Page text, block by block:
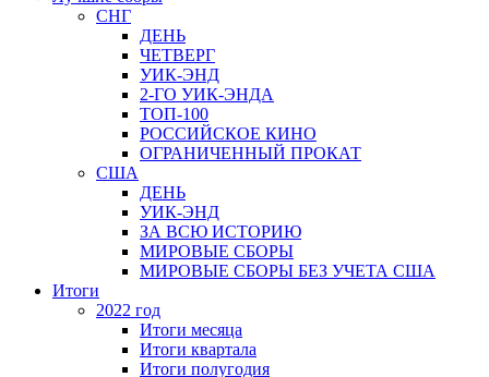
СНГ
ДЕНЬ
ЧЕТВЕРГ
УИК-ЭНД
2-ГО УИК-ЭНДА
ТОП-100
РОССИЙСКОЕ КИНО
ОГРАНИЧЕННЫЙ ПРОКАТ
США
ДЕНЬ
УИК-ЭНД
ЗА ВСЮ ИСТОРИЮ
МИРОВЫЕ СБОРЫ
МИРОВЫЕ СБОРЫ БЕЗ УЧЕТА США
Итоги
2022 год
Итоги месяца
Итоги квартала
Итоги полугодия